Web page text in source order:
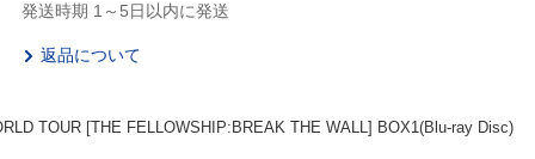
発送時期 1～5日以内に発送
返品について
TOUR [THE FELLOWSHIP:BREAK THE WALL] BOX1(Blu-ray Disc)